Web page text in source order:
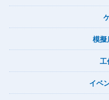
模擬
工
イベ